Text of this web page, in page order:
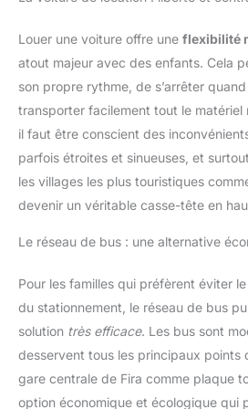
tous
la
32
Louer une voiture offre une flexibilité
atout majeur avec des enfants. Cela
son propre rythme, de s’arrêter
transporter facilement tout le matériel
il faut être conscient des
parfois étroites et sinueuses, et
les villages les plus touristiques
devenir un véritable casse-tête en
Le réseau de bus : une alternative
Pour les familles qui préfèrent éviter
du stationnement, le réseau de bus
solution très efficace. Les bus sont
desservent tous les principaux points
gare centrale de Fira comme plaque
option économique et écologique qui